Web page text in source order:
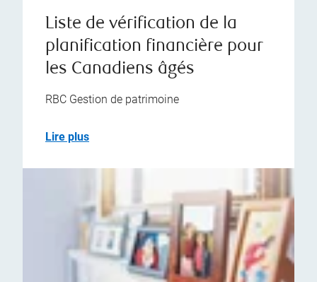
Liste de vérification de la
planification financière pour
les Canadiens âgés
RBC Gestion de patrimoine
Lire plus